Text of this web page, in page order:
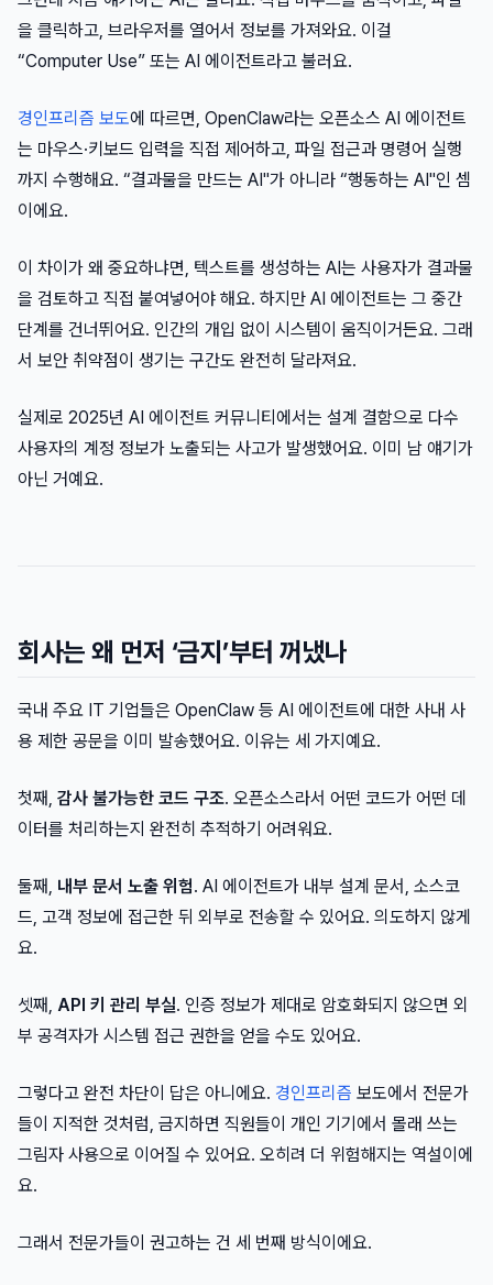
을 클릭하고, 브라우저를 열어서 정보를 가져와요. 이걸
“Computer Use” 또는 AI 에이전트라고 불러요.
경인프리즘 보도에 따르면, OpenClaw라는 오픈소스 AI 에이전트
는 마우스·키보드 입력을 직접 제어하고, 파일 접근과 명령어 실행
까지 수행해요. “결과물을 만드는 AI"가 아니라 “행동하는 AI"인 셈
이에요.
이 차이가 왜 중요하냐면, 텍스트를 생성하는 AI는 사용자가 결과물
을 검토하고 직접 붙여넣어야 해요. 하지만 AI 에이전트는 그 중간
단계를 건너뛰어요. 인간의 개입 없이 시스템이 움직이거든요. 그래
서 보안 취약점이 생기는 구간도 완전히 달라져요.
실제로 2025년 AI 에이전트 커뮤니티에서는 설계 결함으로 다수
사용자의 계정 정보가 노출되는 사고가 발생했어요. 이미 남 얘기가
아닌 거예요.
회사는 왜 먼저 ‘금지’부터 꺼냈나
국내 주요 IT 기업들은 OpenClaw 등 AI 에이전트에 대한 사내 사
용 제한 공문을 이미 발송했어요. 이유는 세 가지예요.
첫째, 감사 불가능한 코드 구조. 오픈소스라서 어떤 코드가 어떤 데
이터를 처리하는지 완전히 추적하기 어려워요.
둘째, 내부 문서 노출 위험. AI 에이전트가 내부 설계 문서, 소스코
드, 고객 정보에 접근한 뒤 외부로 전송할 수 있어요. 의도하지 않게
요.
셋째, API 키 관리 부실. 인증 정보가 제대로 암호화되지 않으면 외
부 공격자가 시스템 접근 권한을 얻을 수도 있어요.
그렇다고 완전 차단이 답은 아니에요. 경인프리즘 보도에서 전문가
들이 지적한 것처럼, 금지하면 직원들이 개인 기기에서 몰래 쓰는
그림자 사용으로 이어질 수 있어요. 오히려 더 위험해지는 역설이에
요.
그래서 전문가들이 권고하는 건 세 번째 방식이에요.